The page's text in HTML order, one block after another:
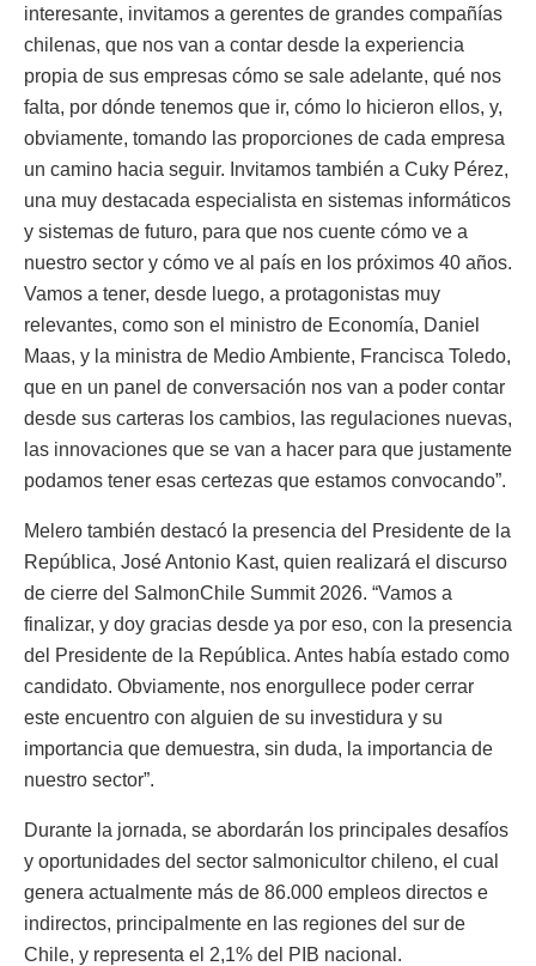
interesante, invitamos a gerentes de grandes compañías
chilenas, que nos van a contar desde la experiencia
propia de sus empresas cómo se sale adelante, qué nos
falta, por dónde tenemos que ir, cómo lo hicieron ellos, y,
obviamente, tomando las proporciones de cada empresa
un camino hacia seguir. Invitamos también a Cuky Pérez,
una muy destacada especialista en sistemas informáticos
y sistemas de futuro, para que nos cuente cómo ve a
nuestro sector y cómo ve al país en los próximos 40 años.
Vamos a tener, desde luego, a protagonistas muy
relevantes, como son el ministro de Economía, Daniel
Maas, y la ministra de Medio Ambiente, Francisca Toledo,
que en un panel de conversación nos van a poder contar
desde sus carteras los cambios, las regulaciones nuevas,
las innovaciones que se van a hacer para que justamente
podamos tener esas certezas que estamos convocando”.
Melero también destacó la presencia del Presidente de la
República, José Antonio Kast, quien realizará el discurso
de cierre del SalmonChile Summit 2026. “Vamos a
finalizar, y doy gracias desde ya por eso, con la presencia
del Presidente de la República. Antes había estado como
candidato. Obviamente, nos enorgullece poder cerrar
este encuentro con alguien de su investidura y su
importancia que demuestra, sin duda, la importancia de
nuestro sector”.
Durante la jornada, se abordarán los principales desafíos
y oportunidades del sector salmonicultor chileno, el cual
genera actualmente más de 86.000 empleos directos e
indirectos, principalmente en las regiones del sur de
Chile, y representa el 2,1% del PIB nacional.